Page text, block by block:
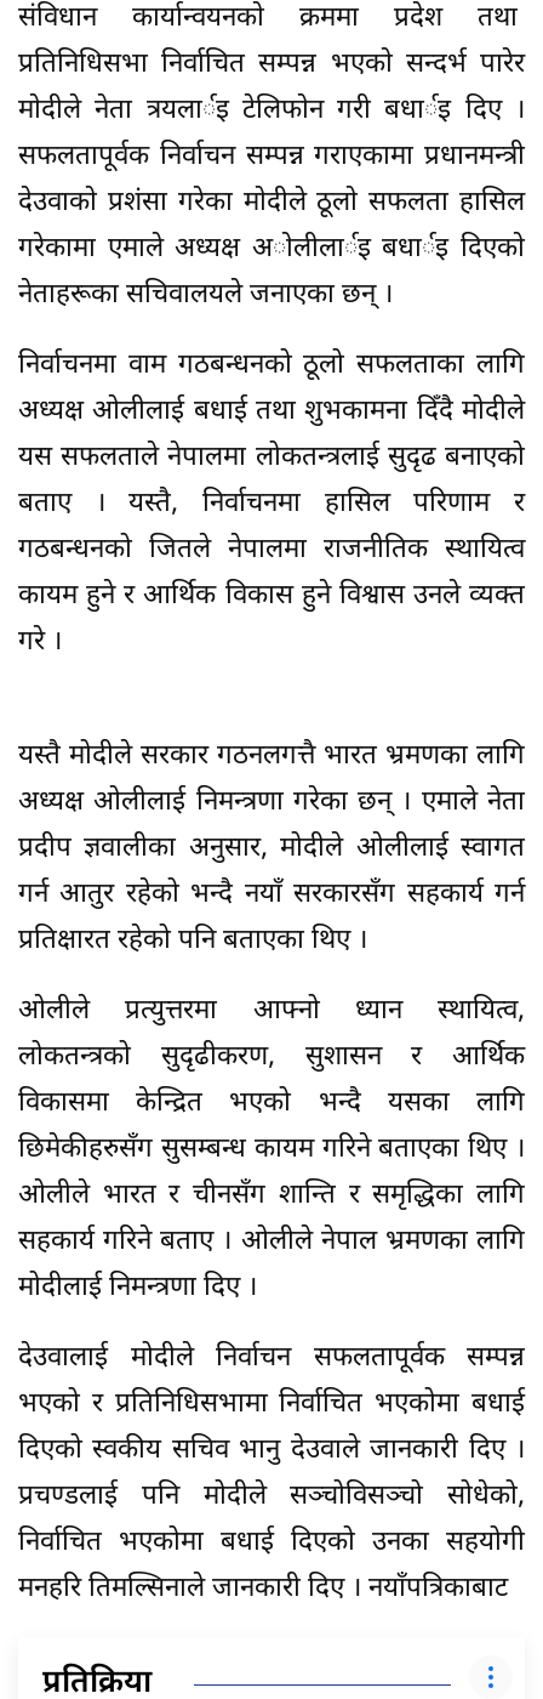
संविधान कार्यान्वयनकाे क्रममा प्रदेश तथा
प्रतिनिधिसभा निर्वाचित सम्पन्न भएकाे सन्दर्भ पारेर
माेदीले नेता त्रयलार्इ टेलिफाेन गरी बधार्इ दिए ।
सफलतापूर्वक निर्वाचन सम्पन्न गराएकामा प्रधानमन्त्री
देउवाकाे प्रशंसा गरेका माेदीले ठूलाे सफलता हासिल
गरेकामा एमाले अध्यक्ष अाेलीलार्इ बधार्इ दिएकाे
नेताहरूका सचिवालयले जनाएका छन् ।
निर्वाचनमा वाम गठबन्धनको ठूलो सफलताका लागि
अध्यक्ष ओलीलाई बधाई तथा शुभकामना दिँदै मोदीले
यस सफलताले नेपालमा लोकतन्त्रलाई सुदृढ बनाएको
बताए । यस्तै, निर्वाचनमा हासिल परिणाम र
गठबन्धनको जितले नेपालमा राजनीतिक स्थायित्व
कायम हुने र आर्थिक विकास हुने विश्वास उनले व्यक्त
गरे ।
यस्तै मोदीले सरकार गठनलगत्तै भारत भ्रमणका लागि
अध्यक्ष ओलीलाई निमन्त्रणा गरेका छन् । एमाले नेता
प्रदीप ज्ञवालीका अनुसार, मोदीले ओलीलाई स्वागत
गर्न आतुर रहेको भन्दै नयाँ सरकारसँग सहकार्य गर्न
प्रतिक्षारत रहेको पनि बताएका थिए ।
ओलीले प्रत्युत्तरमा आफ्नो ध्यान स्थायित्व,
लोकतन्त्रको सुदृढीकरण, सुशासन र आर्थिक
विकासमा केन्द्रित भएको भन्दै यसका लागि
छिमेकीहरुसँग सुसम्बन्ध कायम गरिने बताएका थिए ।
ओलीले भारत र चीनसँग शान्ति र समृद्धिका लागि
सहकार्य गरिने बताए । ओलीले नेपाल भ्रमणका लागि
मोदीलाई निमन्त्रणा दिए ।
देउवालाई मोदीले निर्वाचन सफलतापूर्वक सम्पन्न
भएको र प्रतिनिधिसभामा निर्वाचित भएकोमा बधाई
दिएको स्वकीय सचिव भानु देउवाले जानकारी दिए ।
प्रचण्डलाई पनि मोदीले सञ्चोविसञ्चो सोधेको,
निर्वाचित भएकोमा बधाई दिएको उनका सहयोगी
मनहरि तिमल्सिनाले जानकारी दिए । नयाँपत्रिकाबाट
प्रतिक्रिया